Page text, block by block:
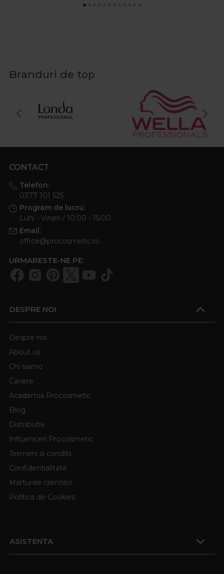
Branduri de top
CONTACT
Telefon:
0377 101 525
Program de lucru:
Luni - Vineri / 10:00 - 15:00
Email:
office@procosmetic.ro
URMARESTE-NE PE:
DESPRE NOI
Despre noi
About us
Chi siamo
Cariere
Academia Procosmetic
Blog
Distributie
Influenceri Procosmetic
Termeni si conditii
Confidentialitate
Marturiile clientilor
Politica de Cookies
ASISTENTA